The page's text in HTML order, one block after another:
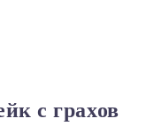
с грахов